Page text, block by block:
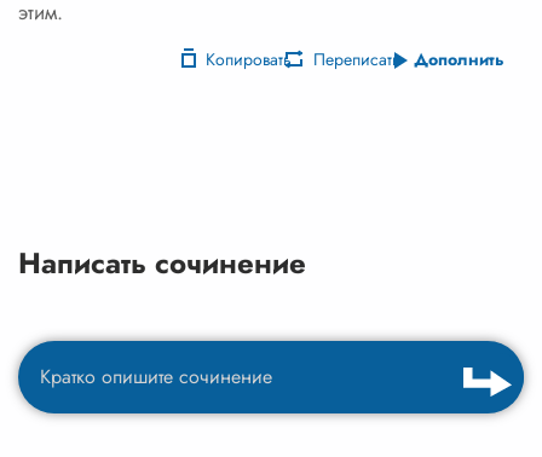
этим.
Копировать Переписать Дополнить
Написать сочинение